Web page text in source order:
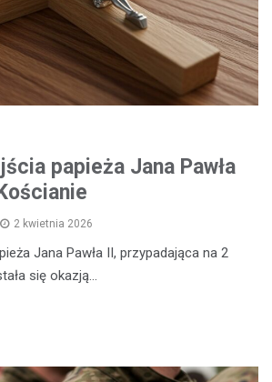
papieża Jana Pawła
2 kwietnia 2026
Jana Pawła II, przypadająca na 2
się okazją…